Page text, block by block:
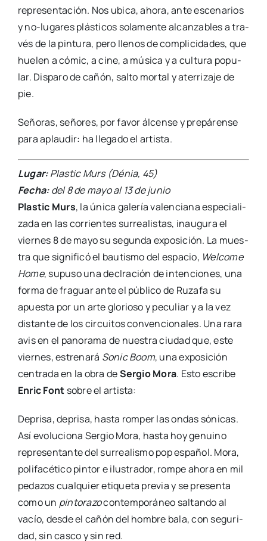
repre­sen­ta­ción. Nos ubi­ca, aho­ra, ante esce­na­rios
y no-luga­­res plás­ti­cos sola­men­te alcan­za­bles a tra­
vés de la pin­tu­ra, pero lle­nos de com­pli­ci­da­des, que
hue­len a cómic, a cine, a músi­ca y a cul­tu­ra popu­
lar. Dis­pa­ro de cañón, sal­to mor­tal y ate­rri­za­je de
pie.
Seño­ras, seño­res, por favor álcen­se y pre­pá­ren­se
para aplau­dir: ha lle­ga­do el artis­ta.
Lugar:Plas­tic Murs (Dénia, 45)
Fecha:del 8 de mayo al 13 de junio
Plas­tic Murs, la úni­ca gale­ría valen­cia­na espe­cia­li­
za­da en las corrien­tes surrea­lis­tas, inau­gu­ra el
vier­nes 8 de mayo su segun­da expo­si­ción. La mues­
tra que sig­ni­fi­có el bau­tis­mo del espa­cio, Wel­co­me
Home, supu­so una declra­ción de inten­cio­nes, una
for­ma de fra­guar ante el públi­co de Ruza­fa su
apues­ta por un arte glo­rio­so y pecu­liar y a la vez
dis­tan­te de los cir­cui­tos con­ven­cio­na­les. Una rara
avis en el pano­ra­ma de nues­tra ciu­dad que, este
vier­nes, estre­na­rá Sonic Boom, una expo­si­ción
cen­tra­da en la obra deSer­gio Mora. Esto escri­be
Enric Font sobre el artis­ta:
Depri­sa, depri­sa, has­ta rom­per las ondas sóni­cas.
Así evo­lu­cio­na Ser­gio Mora, has­ta hoy genuino
repre­sen­tan­te del surrea­lis­mo pop espa­ñol. Mora,
poli­fa­cé­ti­co pin­tor e ilus­tra­dor, rom­pe aho­ra en mil
peda­zos cual­quier eti­que­ta pre­via y se pre­sen­ta
como un pin­to­ra­zocon­tem­po­rá­neo sal­tan­do al
vacío, des­de el cañón del hom­bre bala, con segu­ri­
dad, sin cas­co y sin red.